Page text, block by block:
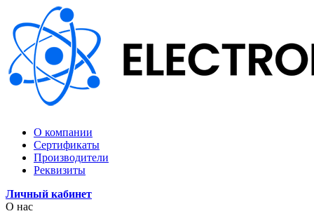
О компании
Сертификаты
Производители
Реквизиты
Личный кабинет
О нас